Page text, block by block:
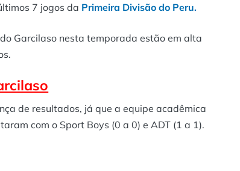
7 jogos da Primeira Divisão do Peru.
Garcilaso nesta temporada estão em alta
de resultados, já que a equipe acadêmica
com o Sport Boys (0 a 0) e ADT (1 a 1).